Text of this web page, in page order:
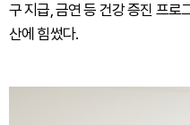
구 지급, 금연 등 건강 증진 프로
산에 힘썼다.